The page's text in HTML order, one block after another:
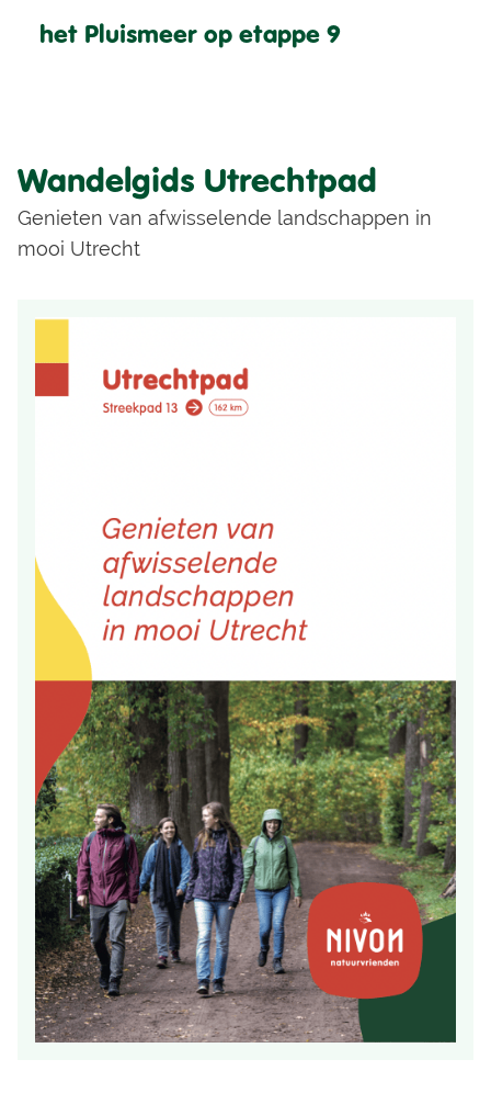
het Pluismeer op etappe 9
Wandelgids Utrechtpad
Genieten van afwisselende landschappen in
mooi Utrecht